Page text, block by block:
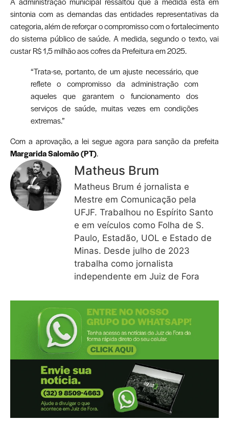
sintonia com as demandas das entidades representativas da
categoria, além de reforçar o compromisso com o fortalecimento
do sistema público de saúde. A medida, segundo o texto, vai
custar R$ 1,5 milhão aos cofres da Prefeitura em 2025.
“Trata-se, portanto, de um ajuste necessário, que
reflete o compromisso da administração com
aqueles que garantem o funcionamento dos
serviços de saúde, muitas vezes em condições
extremas.”
Com a aprovação, a lei segue agora para sanção da prefeita
Margarida Salomão (PT).
Matheus Brum
Matheus Brum é jornalista e
Mestre em Comunicação pela
UFJF. Trabalhou no Espírito Santo
e em veículos como Folha de S.
Paulo, Estadão, UOL e Estado de
Minas. Desde julho de 2023
trabalha como jornalista
independente em Juiz de Fora